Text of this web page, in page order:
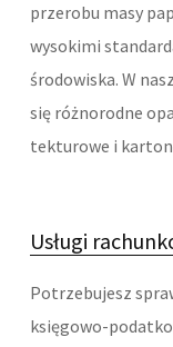
SALONY, KOMISY
REKLAMA W
AGENCJE
INNE AGENCJE
przerobu masy
wysokimi
środowiska. W
się różnorodne
tekturowe i
Usługi
Potrzebujesz
księgowo-